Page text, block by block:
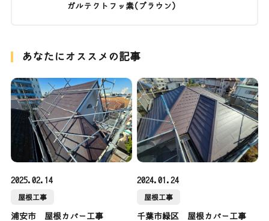
ガルテクトフッ素(ブラウン)
あなたにオススメの記事
2025.02.14
屋根工事
浦安市 屋根カバー工事
2024.01.24
屋根工事
千葉市緑区 屋根カバー工事